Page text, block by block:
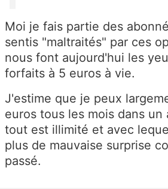
Moi je fais partie des
sentis "maltraités" par ces
nous font aujourd'hui les
forfaits à 5 euros à vie.
J'estime que je peux
euros tous les mois dans un
tout est illimité et avec
plus de mauvaise surprise
passé.